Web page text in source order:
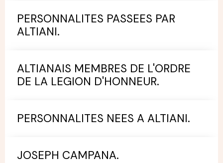
PERSONNALITES PASSEES PAR
ALTIANI.
ALTIANAIS MEMBRES DE L'ORDRE
DE LA LEGION D'HONNEUR.
PERSONNALITES NEES A ALTIANI.
JOSEPH CAMPANA.